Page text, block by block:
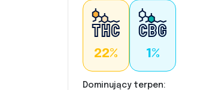
22% 1%
Dominujący terpen: